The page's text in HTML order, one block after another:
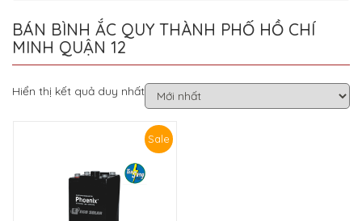
BÁN BÌNH ẮC QUY THÀNH PHỐ HỒ CHÍ
MINH QUẬN 12
Hiển thị kết quả duy nhất
Sale